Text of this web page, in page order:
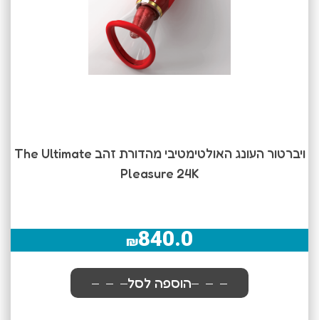
ויברטור העונג האולטימטיבי מהדורת זהב The Ultimate
Pleasure 24K
₪840.0
הוספה לסל